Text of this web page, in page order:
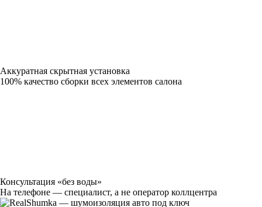
Аккуратная скрытная установка
100% качество сборки всех элементов салона
Консультация «без воды»
На телефоне — специалист, а не оператор коллцентра